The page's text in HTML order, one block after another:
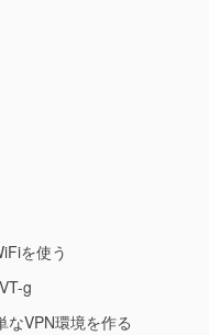
を使う
g
VPN環境を作る